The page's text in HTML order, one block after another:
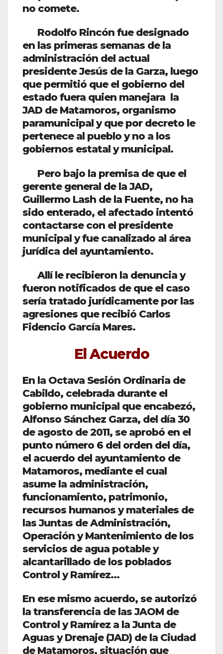
no comete.
Rodolfo Rincón fue designado
en las primeras semanas de la
administración del actual
presidente Jesús de la Garza, luego
que permitió que el gobierno del
estado fuera quien manejara la
JAD de Matamoros, organismo
paramunicipal y que por decreto le
pertenece al pueblo y no a los
gobiernos estatal y municipal.
Pero bajo la premisa de que el
gerente general de la JAD,
Guillermo Lash de la Fuente, no ha
sido enterado, el afectado intentó
contactarse con el presidente
municipal y fue canalizado al área
jurídica del ayuntamiento.
Allí le recibieron la denuncia y
fueron notificados de que el caso
sería tratado jurídicamente por las
agresiones que recibió Carlos
Fidencio García Mares.
El Acuerdo
En la Octava Sesión Ordinaria de
Cabildo, celebrada durante el
gobierno municipal que encabezó,
Alfonso Sánchez Garza, del día 30
de agosto de 2011, se aprobó en el
punto número 6 del orden del día,
el acuerdo del ayuntamiento de
Matamoros, mediante el cual
asume la administración,
funcionamiento, patrimonio,
recursos humanos y materiales de
las Juntas de Administración,
Operación y Mantenimiento de los
servicios de agua potable y
alcantarillado de los poblados
Control y Ramírez…
En ese mismo acuerdo, se autorizó
la transferencia de las JAOM de
Control y Ramírez a la Junta de
Aguas y Drenaje (JAD) de la Ciudad
de Matamoros, situación que